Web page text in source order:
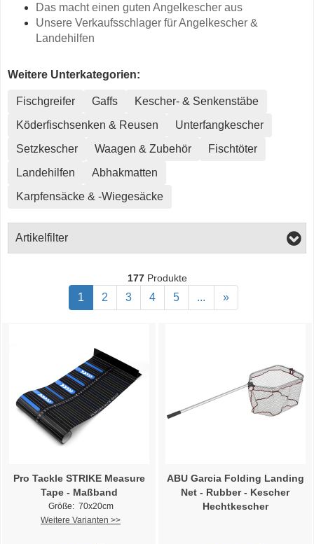
Das macht einen guten Angelkescher aus
Unsere Verkaufsschlager für Angelkescher &
Landehilfen
Weitere Unterkategorien:
Fischgreifer Gaffs
Kescher- & Senkenstäbe
Köderfischsenken & Reusen
Unterfangkescher
Setzkescher
Waagen & Zubehör
Fischtöter
Landehilfen
Abhakmatten
Karpfensäcke & -Wiegesäcke
Artikelfilter
177Produkte
1 2 3 4 5 ... »
Pro Tackle STRIKE Measure
Tape - Maßband
Größe: 70x20cm
Weitere Varianten >>
ABU Garcia Folding Landing
Net - Rubber - Kescher
Hechtkescher